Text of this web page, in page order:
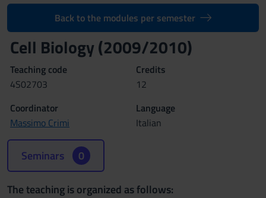
Back to the modules per semester
Cell Biology (2009/2010)
Teaching code
4S02703
Credits
12
Coordinator
Massimo Crimi
Language
Italian
Seminars 0
The teaching is organized as follows: